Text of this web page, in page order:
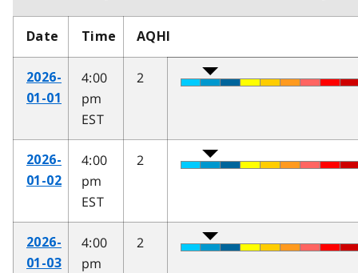
Date Time AQHI
2026-
01-01
4:00
pm
EST
2
2026-
01-02
4:00
pm
EST
2
2026-
01-03
4:00
pm
2